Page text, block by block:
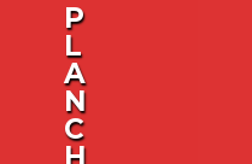
P
L
A
N
C
H